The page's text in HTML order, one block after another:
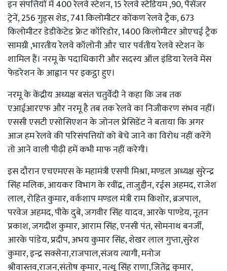
इन संपत्तियों में 400 रेलवे स्टेशन, 15 रेलवे स्टेडियम ,90, पैसेंजर
ट्रेनें, 256 गुड्स शेड, 741 किलोमीटर कोंकण रेलवे ट्रैक, 673
किलोमीटर डेडीकेटेड फ्रेट कॉरिडोर, 1400 किलोमीटर ओएचई ट्रैक
सामग्री ,भारतीय रेलवे कॉलोनी और चार पर्वतीय रेलवे स्टेशन के
शामिल हैं। नरमू के पदाधिकारी और सदस्य ऑल इंडिया रेलवे मेंस
फेडरेशन के आह्वान पर इकट्ठा हुए।
नरमू के केंद्रीय अध्यक्ष बसंत चतुर्वेदी ने कहा कि जब तक
एआईआरएफ और नरमू है तब तक रेलवे का निजीकरण संभव नहीं।
एससी एसटी एसोसिएशन के जोनल प्रेसिडेंट ने बताया कि अगर
आज हम रेलवे की परिसंपत्तियों को बेचे जाने का विरोध नहीं करेंगे
तो आने वाली पीढ़ी हमें कभी माफ नहीं करेगी।
इस दौरान एचएमएस के महामंत्री एसपी मिश्रा, मण्डल अध्यक्ष सुरेन्द्र
सिंह मलिक, आयकर विभाग के रवींद्र, ताजुद्दीन, रईस अहमद, राजेश
लाल, रोहित कुमार, वर्कशाप मण्डल मंत्री राम किशोर, ब्रजपाल,
परवेज अहमद, पीके दुबे, जगवीर सिंह यादव, आरके पाण्डेय, नूतन
प्रकाश, जगदीश कुमार, आराम सिंह, एनसी पंत, सोमनाथ बनर्जी,
आरके पांडेय, प्रदीप, अभय कुमार सिंह, शेखर लाल गुप्ता,सुरेश
कुमार, इन्द्र सक्सेना,राजपाल,संजय त्यागी, मनोज
श्रीवास्तव,राजन,संतोष कुमार, नत्थू सिंह राणा,जितेंद्र कुमार,